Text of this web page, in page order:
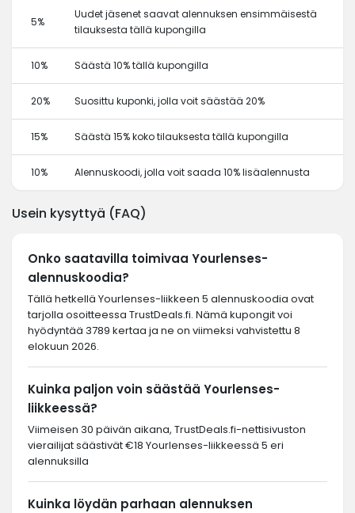
5%
Uudet jäsenet saavat alennuksen ensimmäisestä
tilauksesta tällä kupongilla
10% Säästä 10% tällä kupongilla
20% Suosittu kuponki, jolla voit säästää 20%
15% Säästä 15% koko tilauksesta tällä kupongilla
10% Alennuskoodi, jolla voit saada 10% lisäalennusta
Usein kysyttyä (FAQ)
Onko saatavilla toimivaa Yourlenses-
alennuskoodia?
Tällä hetkellä Yourlenses-liikkeen 5 alennuskoodia ovat
tarjolla osoitteessa TrustDeals.fi. Nämä kupongit voi
hyödyntää 3789 kertaa ja ne on viimeksi vahvistettu 8
elokuun 2026.
Kuinka paljon voin säästää Yourlenses-
liikkeessä?
Viimeisen 30 päivän aikana, TrustDeals.fi-nettisivuston
vierailijat säästivät €18 Yourlenses-liikkeessä 5 eri
alennuksilla
Kuinka löydän parhaan alennuksen